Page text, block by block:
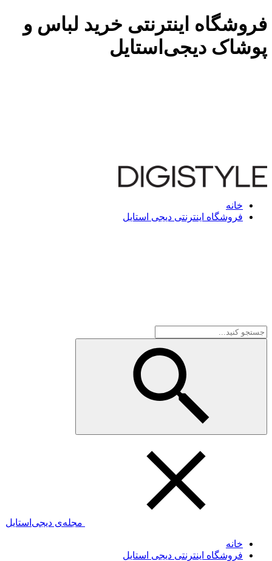
فروشگاه اینترنتی خرید لباس و
پوشاک دیجی‌استایل
خانه
فروشگاه اینترنتی دیجی استایل
مجله‌ی دیجی‌استایل
خانه
فروشگاه اینترنتی دیجی استایل